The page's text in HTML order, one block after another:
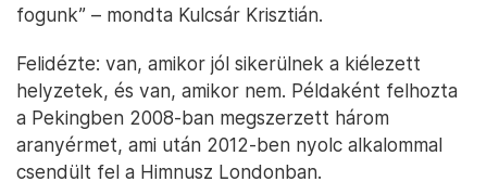
fogunk” – mondta Kulcsár Krisztián.
Felidézte: van, amikor jól sikerülnek a kiélezett
helyzetek, és van, amikor nem. Példaként felhozta
a Pekingben 2008-ban megszerzett három
aranyérmet, ami után 2012-ben nyolc alkalommal
csendült fel a Himnusz Londonban.